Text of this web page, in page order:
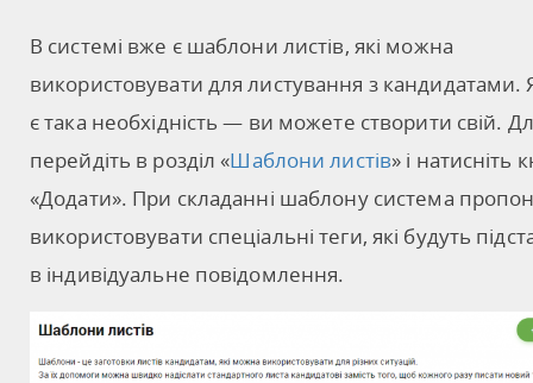
В системі вже є шаблони листів, які можна
використовувати для листування з
є така необхідність — ви можете створити свій.
перейдіть в розділ «Шаблони листів» і натисніть
«Додати». При складанні шаблону система
використовувати спеціальні теги, які будуть
в індивідуальне повідомлення.